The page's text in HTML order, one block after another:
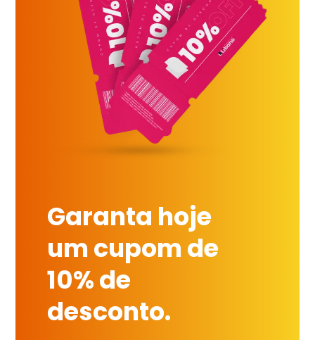
Garanta hoje
um cupom de
10% de
desconto.